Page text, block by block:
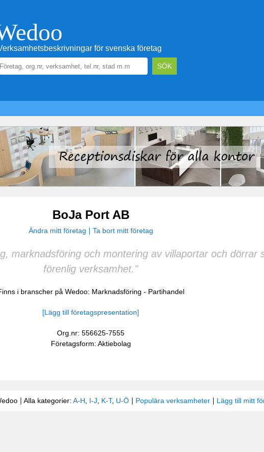
för svenska företag
BoJa Port AB
Ändra mitt företag Ta bort mitt företag
marknadsföring och montering av villaportar och dörrar
förenlig verksamhet."
i branscher på Wedoo: Marknadsföring - Partihandel
[Lägg till företagspresentation]
Org.nr: 556625-7555
Företagsform: Aktiebolag
Alla kategorier: A-H I-J K-T, U-Ö Populära verksamheter Lägg till mitt